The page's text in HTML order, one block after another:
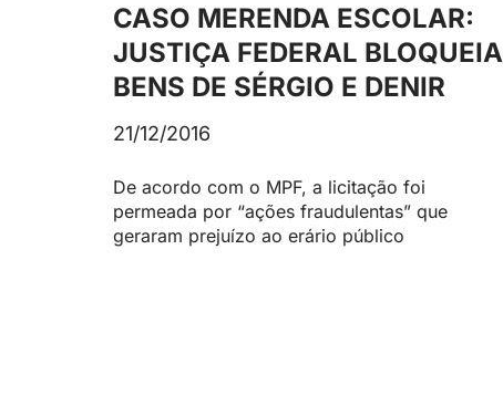
CASO MERENDA ESCOLAR:
JUSTIÇA FEDERAL BLOQUEIA
BENS DE SÉRGIO E DENIR
21/12/2016
De acordo com o MPF, a licitação foi
permeada por “ações fraudulentas” que
geraram prejuízo ao erário público